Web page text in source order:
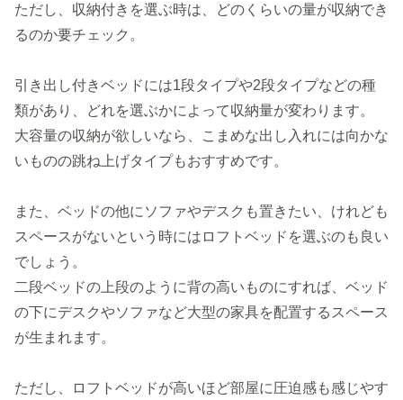
ただし、収納付きを選ぶ時は、どのくらいの量が収納でき
るのか要チェック。
引き出し付きベッドには1段タイプや2段タイプなどの種
類があり、どれを選ぶかによって収納量が変わります。
大容量の収納が欲しいなら、こまめな出し入れには向かな
いものの跳ね上げタイプもおすすめです。
また、ベッドの他にソファやデスクも置きたい、けれども
スペースがないという時にはロフトベッドを選ぶのも良い
でしょう。
二段ベッドの上段のように背の高いものにすれば、ベッド
の下にデスクやソファなど大型の家具を配置するスペース
が生まれます。
ただし、ロフトベッドが高いほど部屋に圧迫感も感じやす